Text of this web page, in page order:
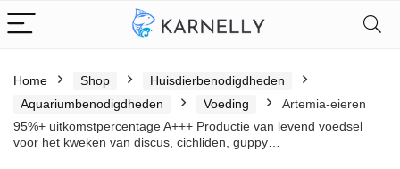
Home Shop
Huisdierbenodigdheden
Aquariumbenodigdheden
Voeding
Artemia-eieren
95%+ uitkomstpercentage A+++ Productie van levend voedsel
voor het kweken van discus, cichliden, guppy…